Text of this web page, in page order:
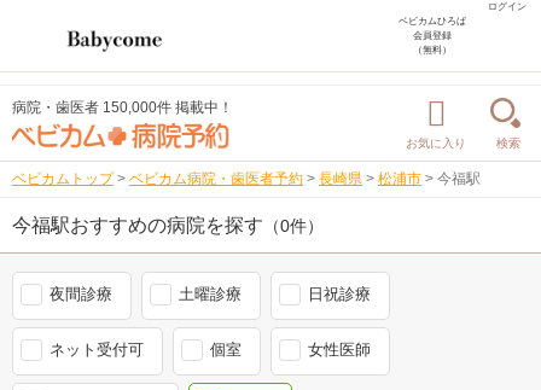
ログイン
ベビカムひろば
会員登録
（無料）
病院・歯医者 150,000件 掲載中！
お気に入り 検索
ベビカムトップ > ベビカム病院・歯医者予約 > 長崎県 > 松浦市 > 今福駅
今福駅おすすめの病院を探す （0件）
夜間診療 土曜診療 日祝診療
ネット受付可 個室 女性医師